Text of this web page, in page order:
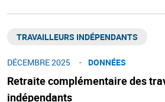
Retraite complémentaire des
indépendants
TRAVAILLEURS INDÉPENDANTS​
DÉCEMBRE 2025 DONNÉES